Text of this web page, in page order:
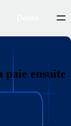
paie ensuite